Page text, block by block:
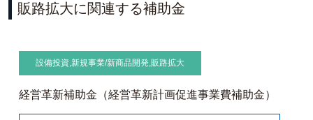
販路拡大に関連する補助金
設備投資,新規事業/新商品開発,販路拡大
経営革新補助金（経営革新計画促進事業費補助金）